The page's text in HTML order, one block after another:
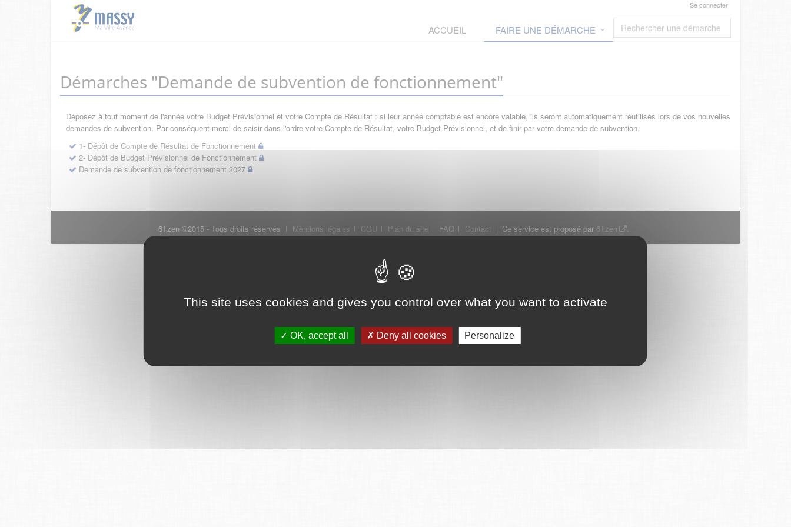
Se connecter
ACCUEIL FAIRE UNE DÉMARCHE
Démarches "Demande de subvention de fonctionnement"
Déposez à tout moment de l'année votre Budget Prévisionnel et votre Compte de Résultat : si leur année comptable est encore valable, ils seront automatiquement réutilisés lors de vos nouvelles
demandes de subvention. Par conséquent merci de saisir dans l'ordre votre Compte de Résultat, votre Budget Prévisionnel, et de finir par votre demande de subvention.
1- Dépôt de Compte de Résultat de Fonctionnement
2- Dépôt de Budget Prévisionnel de Fonctionnement
Demande de subvention de fonctionnement 2027
6Tzen ©2015 - Tous droits réservés Mentions légales CGU Plan du site FAQ Contact Ce service est proposé par 6Tzen .
This site uses cookies and gives you control over what you want to activate
OK, accept all Deny all cookies Personalize